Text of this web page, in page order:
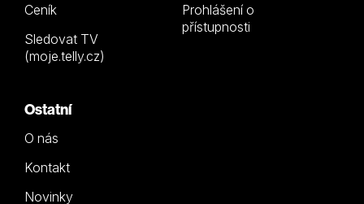
Ceník
Sledovat TV
(moje.telly.cz)
Prohlášení o
přístupnosti
Ostatní
O nás
Kontakt
Novinky